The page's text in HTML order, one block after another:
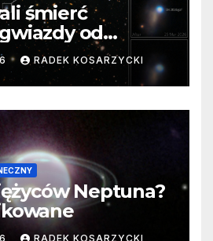
śmierć
od
Niezwykle
RADEK KOSARZYCKI
Neptuna?
RADEK KOSARZYCKI